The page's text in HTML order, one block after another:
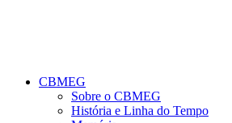
CBMEG
Sobre o CBMEG
História e Linha do Tempo